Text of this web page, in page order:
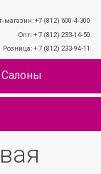
магазин: +7 (812) 600-4-300
Опт: + 7 (812) 233-14-50
Розница: + 7 (812) 233-94-11
Салоны